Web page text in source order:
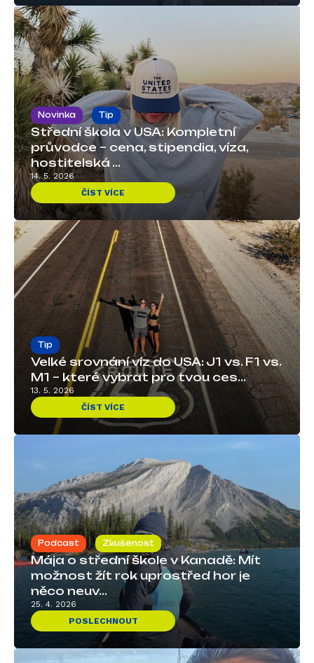
Novinka Tip
Střední škola v USA: Kompletní
průvodce – cena, stipendia, víza,
hostitelská ...
14. 5. 2026
ČÍST VÍCE
Tip
Velké srovnání víz do USA: J1 vs. F1 vs.
M1 – které vybrat pro tvou ces...
13. 5. 2026
ČÍST VÍCE
Podcast Zkušenost
Mája o střední škole v Kanadě: Mít
možnost žít rok uprostřed hor je
něco neuv...
25. 4. 2026
POSLECHNOUT